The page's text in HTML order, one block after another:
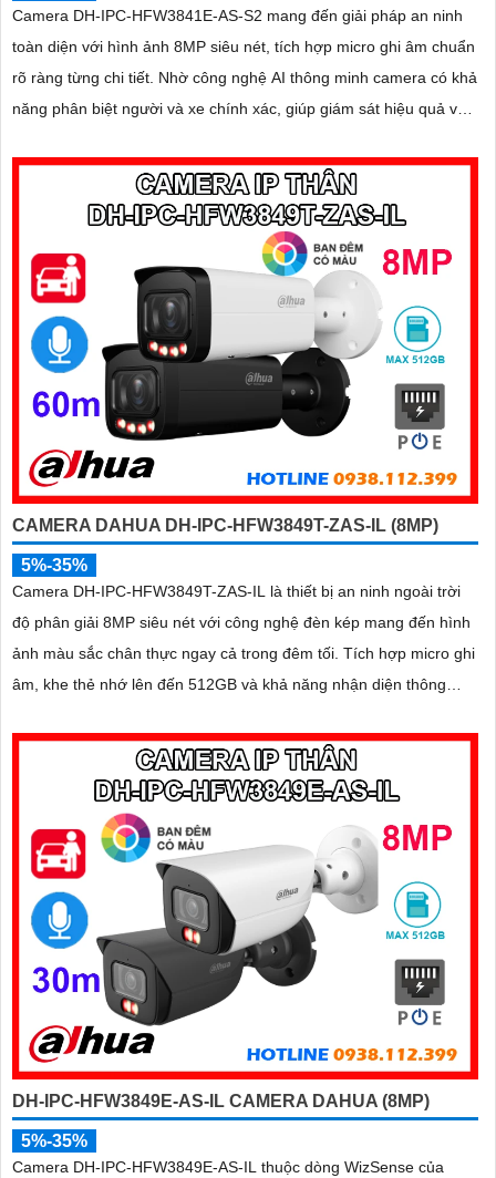
Camera DH-IPC-HFW3841E-AS-S2 mang đến giải pháp an ninh
toàn diện với hình ảnh 8MP siêu nét, tích hợp micro ghi âm chuẩn
rõ ràng từng chi tiết. Nhờ công nghệ AI thông minh camera có khả
năng phân biệt người và xe chính xác, giúp giám sát hiệu quả và
CAMERA DAHUA DH-IPC-HFW3849T-ZAS-IL (8MP)
5%-35%
Camera DH-IPC-HFW3849T-ZAS-IL là thiết bị an ninh ngoài trời
độ phân giải 8MP siêu nét với công nghệ đèn kép mang đến hình
ảnh màu sắc chân thực ngay cả trong đêm tối. Tích hợp micro ghi
âm, khe thẻ nhớ lên đến 512GB và khả năng nhận diện thông
quả giám sát với thiết kế chuẩn IP67 chống bụi nước và hỗ trợ
DH-IPC-HFW3849E-AS-IL CAMERA DAHUA (8MP)
5%-35%
Camera DH-IPC-HFW3849E-AS-IL thuộc dòng WizSense của